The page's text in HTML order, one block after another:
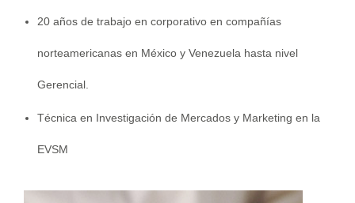
20 años de trabajo en corporativo en compañías
norteamericanas en México y Venezuela hasta nivel
Gerencial.
Técnica en Investigación de Mercados y Marketing en la
EVSM